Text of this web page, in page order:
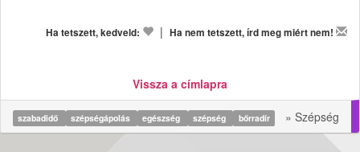
Ha tetszett, kedveld: | Ha nem tetszett, írd meg miért nem!
Vissza a címlapra
szabadidő szépségápolás egészség szépség bőrradír » Szépség